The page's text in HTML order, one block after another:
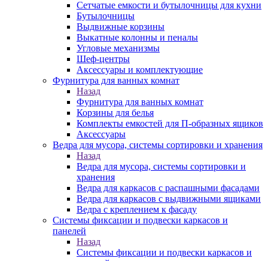
Сетчатые емкости и бутылочницы для кухни
Бутылочницы
Выдвижные корзины
Выкатные колонны и пеналы
Угловые механизмы
Шеф-центры
Аксессуары и комплектующие
Фурнитура для ванных комнат
Назад
Фурнитура для ванных комнат
Корзины для белья
Комплекты емкостей для П-образных ящиков
Аксессуары
Ведра для мусора, системы сортировки и хранения
Назад
Ведра для мусора, системы сортировки и
хранения
Ведра для каркасов с распашными фасадами
Ведра для каркасов с выдвижными ящиками
Ведра с креплением к фасаду
Системы фиксации и подвески каркасов и
панелей
Назад
Системы фиксации и подвески каркасов и